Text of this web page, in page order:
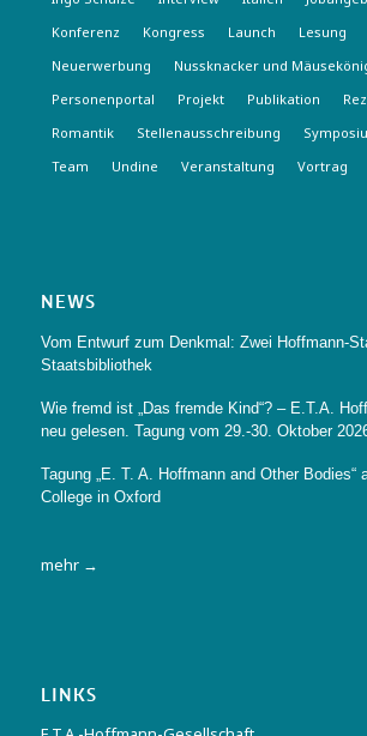
Konferenz
Kongress Launch Lesung
Neuerwerbung
Nussknacker und
Personenportal
Projekt Publikation
Romantik
Stellenausschreibung
Team
Undine Veranstaltung Vortrag
NEWS
Vom Entwurf zum Denkmal: Zwei Hoffmann-
Staatsbibliothek
Wie fremd ist „Das fremde Kind“? – E.T.A.
neu gelesen. Tagung vom 29.-30. Oktober
Tagung „E. T. A. Hoffmann and Other Bodies“
College in Oxford
mehr →
LINKS